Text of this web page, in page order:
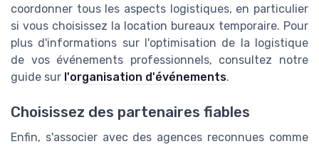
coordonner tous les aspects logistiques, en particulier
si vous choisissez la location bureaux temporaire. Pour
plus d'informations sur l'optimisation de la logistique
de vos événements professionnels, consultez notre
guide sur l'organisation d'événements.
Choisissez des partenaires fiables
Enfin, s'associer avec des agences reconnues comme